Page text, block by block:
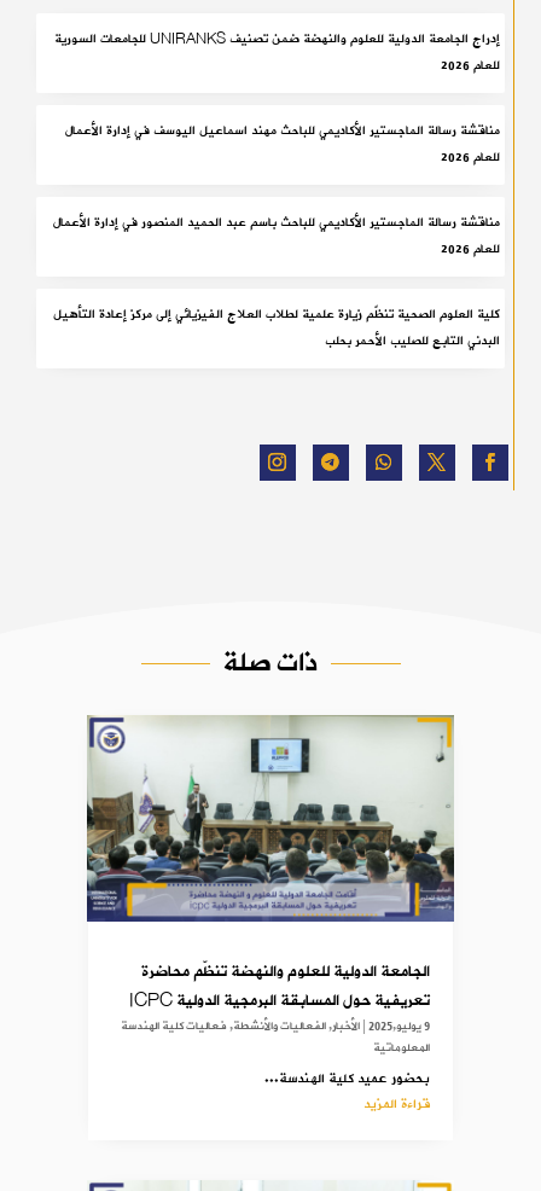
إدراج الجامعة الدولية للعلوم والنهضة ضمن تصنيف UNIRANKS للجامعات السورية
للعام 2026
مناقشة رسالة الماجستير الأكاديمي للباحث مهند اسماعيل اليوسف في إدارة الأعمال
للعام 2026
مناقشة رسالة الماجستير الأكاديمي للباحث باسم عبد الحميد المنصور في إدارة الأعمال
للعام 2026
كلية العلوم الصحية تنظّم زيارة علمية لطلاب العلاج الفيزيائي إلى مركز إعادة التأهيل
البدني التابع للصليب الأحمر بحلب
ذات صلة
الجامعة الدولية للعلوم والنهضة تنظّم محاضرة
تعريفية حول المسابقة البرمجية الدولية ICPC
9 يوليو,2025 |الأخبار,الفعاليات والأنشطة,فعاليات كلية الهندسة
المعلوماتية
بحضور عميد كلية الهندسة...
قراءة المزيد